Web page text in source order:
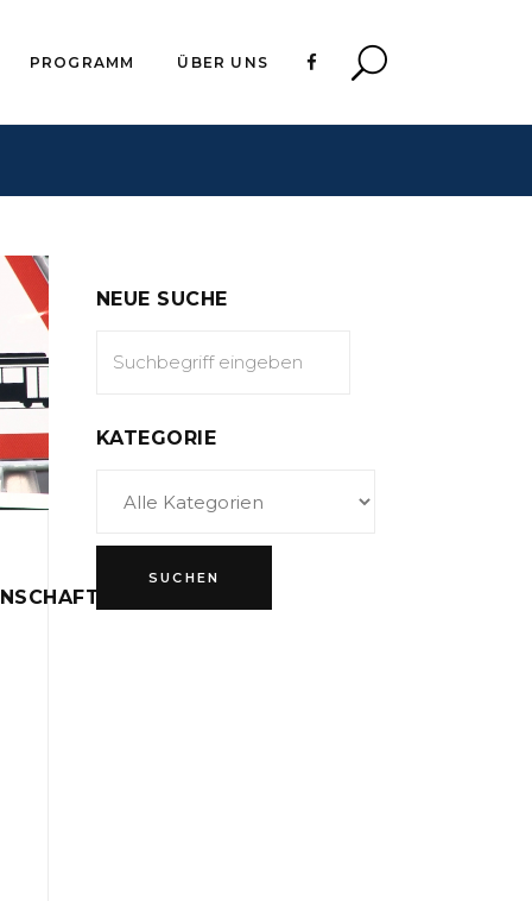
PROGRAMM ÜBER UNS
NEUE SUCHE
KATEGORIE